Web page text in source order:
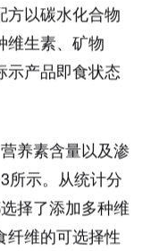
方以碳水化合物
维生素、矿物
示产品即食状态
养素含量以及渗
所示。从统计分
择了添加多种维
纤维的可选择性